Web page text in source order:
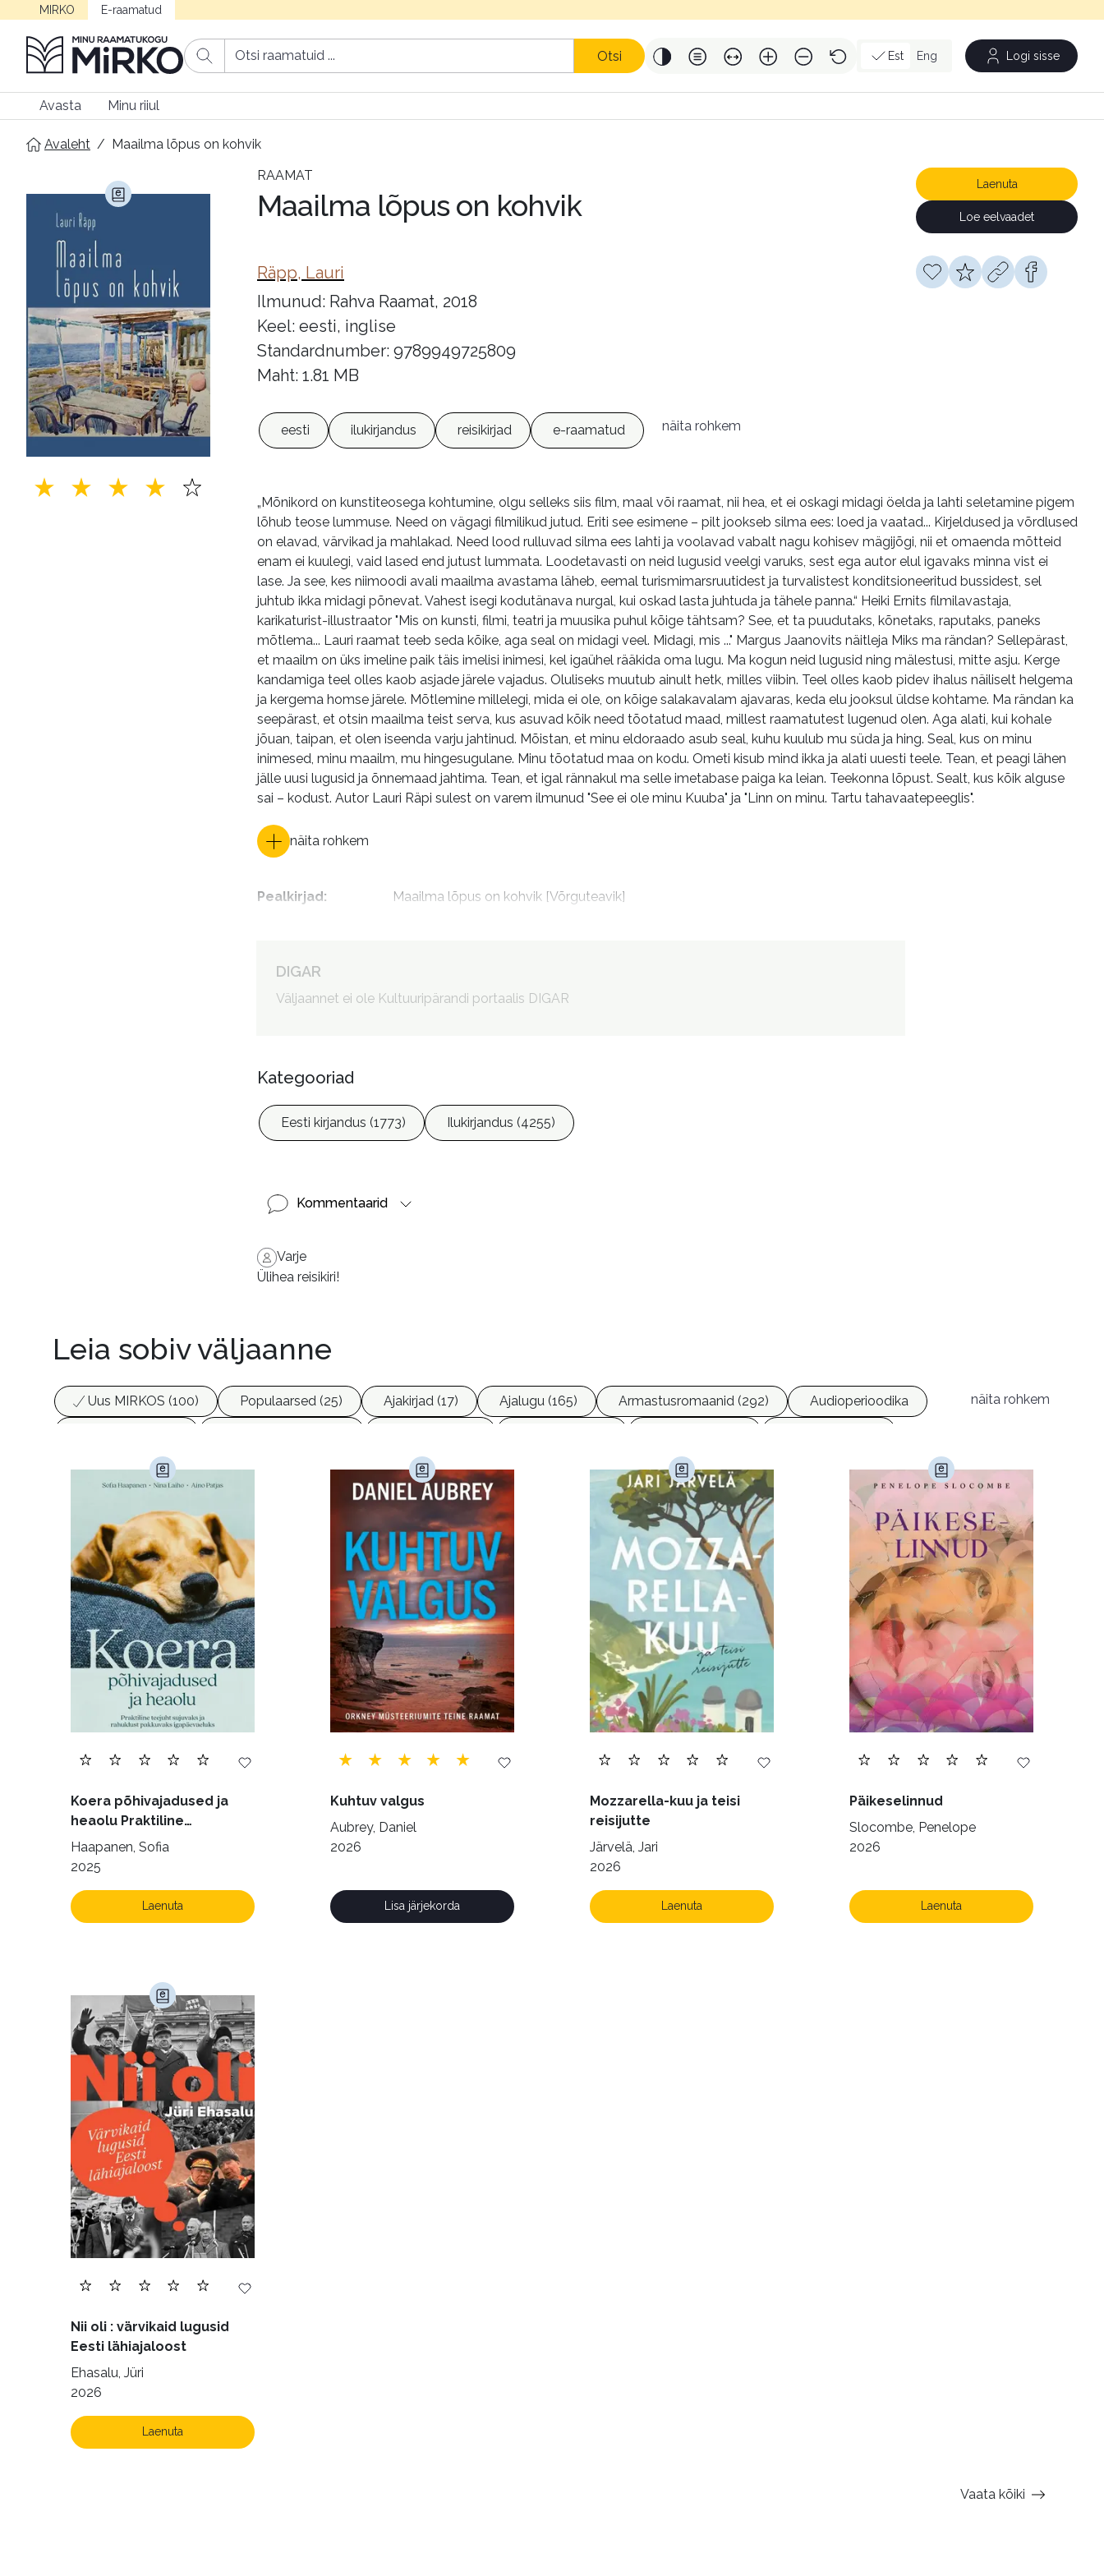
MIRKO E-raamatud
Otsi Est Eng Logi sisse
Avasta Minu riiul
Avaleht / Maailma lõpus on kohvik
RAAMAT
Maailma lõpus on kohvik
Räpp, Lauri
Ilmunud: Rahva Raamat, 2018
Keel: eesti, inglise
Standardnumber: 9789949725809
Maht: 1.81 MB
Laenuta
Loe eelvaadet
eesti ilukirjandus reisikirjad e-raamatud näita rohkem
„Mõnikord on kunstiteosega kohtumine, olgu selleks siis film, maal või raamat, nii hea, et ei oskagi midagi öelda ja lahti seletamine pigem
lõhub teose lummuse. Need on vägagi filmilikud jutud. Eriti see esimene – pilt jookseb silma ees: loed ja vaatad... Kirjeldused ja võrdlused
on elavad, värvikad ja mahlakad. Need lood rulluvad silma ees lahti ja voolavad vabalt nagu kohisev mägijõgi, nii et omaenda mõtteid
enam ei kuulegi, vaid lased end jutust lummata. Loodetavasti on neid lugusid veelgi varuks, sest ega autor elul igavaks minna vist ei
lase. Ja see, kes niimoodi avali maailma avastama läheb, eemal turismimarsruutidest ja turvalistest konditsioneeritud bussidest, sel
juhtub ikka midagi põnevat. Vahest isegi kodutänava nurgal, kui oskad lasta juhtuda ja tähele panna.“ Heiki Ernits filmilavastaja,
karikaturist-illustraator "Mis on kunsti, filmi, teatri ja muusika puhul kõige tähtsam? See, et ta puudutaks, kõnetaks, raputaks, paneks
mõtlema... Lauri raamat teeb seda kõike, aga seal on midagi veel. Midagi, mis ..." Margus Jaanovits näitleja Miks ma rändan? Sellepärast,
et maailm on üks imeline paik täis imelisi inimesi, kel igaühel rääkida oma lugu. Ma kogun neid lugusid ning mälestusi, mitte asju. Kerge
kandamiga teel olles kaob asjade järele vajadus. Oluliseks muutub ainult hetk, milles viibin. Teel olles kaob pidev ihalus näiliselt helgema
ja kergema homse järele. Mõtlemine millelegi, mida ei ole, on kõige salakavalam ajavaras, keda elu jooksul üldse kohtame. Ma rändan ka
seepärast, et otsin maailma teist serva, kus asuvad kõik need tõotatud maad, millest raamatutest lugenud olen. Aga alati, kui kohale
jõuan, taipan, et olen iseenda varju jahtinud. Mõistan, et minu eldoraado asub seal, kuhu kuulub mu süda ja hing. Seal, kus on minu
inimesed, minu maailm, mu hingesugulane. Minu tõotatud maa on kodu. Ometi kisub mind ikka ja alati uuesti teele. Tean, et peagi lähen
jälle uusi lugusid ja õnnemaad jahtima. Tean, et igal rännakul ma selle imetabase paiga ka leian. Teekonna lõpust. Sealt, kus kõik alguse
sai – kodust. Autor Lauri Räpi sulest on varem ilmunud "See ei ole minu Kuuba" ja "Linn on minu. Tartu tahavaatepeeglis".
näita rohkem
Pealkirjad: Maailma lõpus on kohvik [Võrguteavik]
DIGAR
Väljaannet ei ole Kultuuripärandi portaalis DIGAR
Kategooriad
Eesti kirjandus (1773) Ilukirjandus (4255)
Kommentaarid
Varje
Ülihea reisikiri!
Leia sobiv väljaanne
Uus MIRKOS (100) Populaarsed (25) Ajakirjad (17) Ajalugu (165) Armastusromaanid (292)
Audioperioodika
Juhtimine (23) Krimi ja põnevik (1285)
Kunst ja looming (86)
Laste- ja noortekirjandus (580) Loodus (54) Loodusteadus (32)
Luule (75)
Maamajandus (24)
Perioodika (15) Psühholoogia (184) Rahandus (47)
Religioon (107)
Siseturvalisus (34)
Sport (52) Tehnika (6) Telekommunikatsioon (9) Tervis (147)
Transport (8)
Ulme ja fantaasia (244)
Vabakasutus (423) Õigus (22) Ühiskond (168)
näita rohkem
Koera põhivajadused ja
heaolu Praktiline
käsiraamat sujuvaks ja
rahuldust pakkuvaks
Haapanen, Sofia
2025
Laenuta
Kuhtuv valgus
Aubrey, Daniel
2026
Lisa järjekorda
Mozzarella-kuu ja teisi
reisijutte
Järvelä, Jari
2026
Laenuta
Päikeselinnud
Slocombe, Penelope
2026
Laenuta
Nii oli : värvikaid lugusid
Eesti lähiajaloost
Ehasalu, Jüri
2026
Laenuta
Vaata kõiki